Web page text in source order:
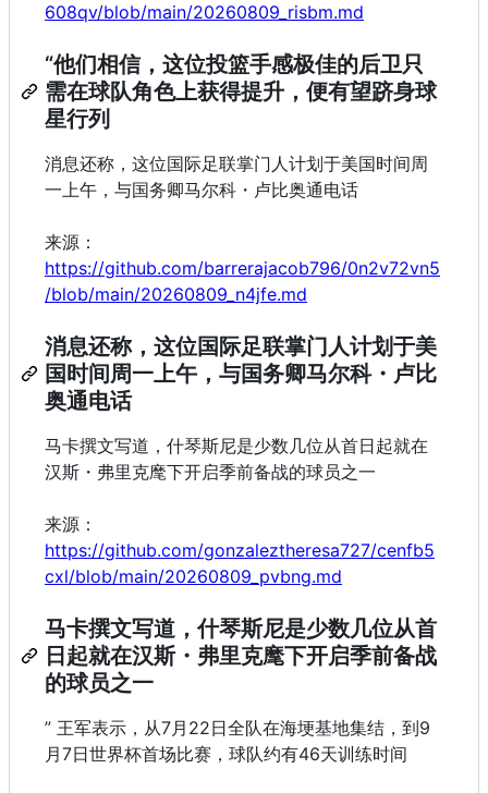
608qv/blob/main/20260809_risbm.md
“他们相信，这位投篮手感极佳的后卫只
需在球队角色上获得提升，便有望跻身球
星行列
消息还称，这位国际足联掌门人计划于美国时间周
一上午，与国务卿马尔科・卢比奥通电话
来源：
https://github.com/barrerajacob796/0n2v72vn5
/blob/main/20260809_n4jfe.md
消息还称，这位国际足联掌门人计划于美
国时间周一上午，与国务卿马尔科・卢比
奥通电话
马卡撰文写道，什琴斯尼是少数几位从首日起就在
汉斯・弗里克麾下开启季前备战的球员之一
来源：
https://github.com/gonzaleztheresa727/cenfb5
cxl/blob/main/20260809_pvbng.md
马卡撰文写道，什琴斯尼是少数几位从首
日起就在汉斯・弗里克麾下开启季前备战
的球员之一
” 王军表示，从7月22日全队在海埂基地集结，到9
月7日世界杯首场比赛，球队约有46天训练时间